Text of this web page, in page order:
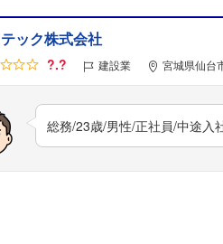
ック株式会社
?.? 建設業 宮城県仙台
総務/23歳/男性/正社員/中途